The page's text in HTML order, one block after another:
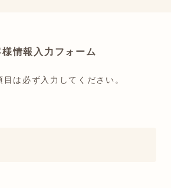
様情報入力フォーム
目は必ず入力してください。